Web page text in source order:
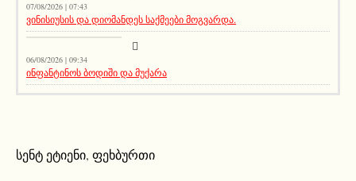
07/08/2026 | 07:43
ვინისიუსის და დიომანდეს საქმეები მოგვარდა.
სიახლეები
06/08/2026 | 09:34
ინფანტინოს ბოდიში და მუქარა
სენტ ეტიენი, ფეხბურთი